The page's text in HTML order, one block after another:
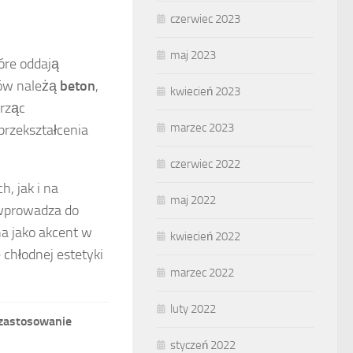
oddają
należą beton,
jak i na
do
jako akcent w
estetyki
czerwiec 2023
maj 2023
kwiecień 2023
marzec 2023
czerwiec 2022
maj 2022
kwiecień 2022
marzec 2022
luty 2022
styczeń 2022